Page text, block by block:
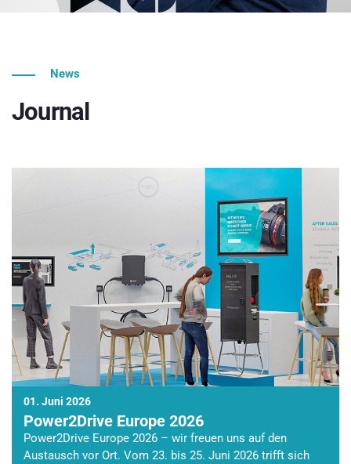
News
Journal
01. Juni 2026
Power2Drive Europe 2026
Power2Drive Europe 2026 – wir freuen uns auf den
Austausch vor Ort. Vom 23. bis 25. Juni 2026 trifft sich